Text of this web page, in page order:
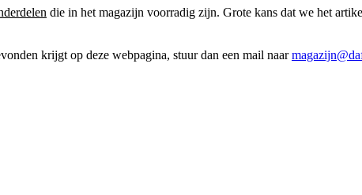
die in het magazijn voorradig zijn. Grote kans dat we het
krijgt op deze webpagina, stuur dan een mail naar